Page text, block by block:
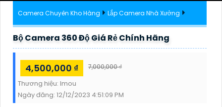
Camera Chuyên Kho Hàng Lắp Camera Nhà Xưởng
Bộ Camera 360 Độ Giá Rẻ Chính Hãng
4,500,000 ₫ 7,000,000 ₫
Thương hiệu: Imou
Ngày đăng: 12/12/2023 4:51:09 PM